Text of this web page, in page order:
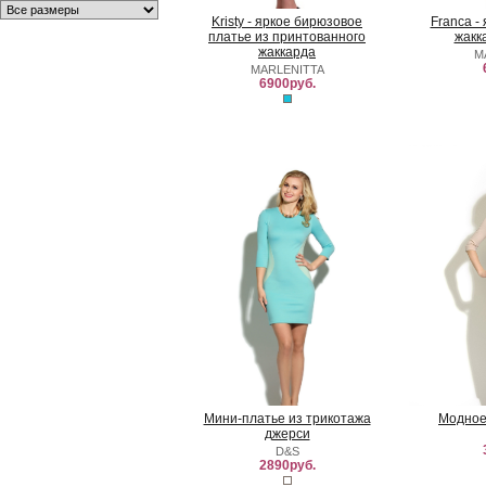
Kristy - яркое бирюзовое
платье из принтованного
жаккарда
MARLENITTA
6900руб.
Franca -
Мини-платье из трикотажа
джерси
D&S
2890руб.